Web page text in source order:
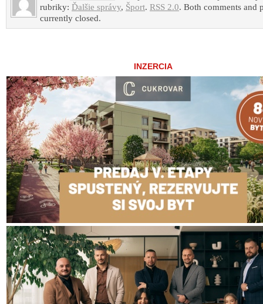
rubriky: Ďalšie správy, Šport. RSS 2.0. Both comments and
currently closed.
INZERCIA